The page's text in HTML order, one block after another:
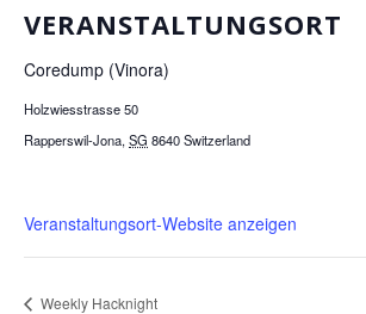
VERANSTALTUNGSORT
Coredump (Vinora)
Holzwiesstrasse 50
Rapperswil-Jona, SG 8640Switzerland
Veranstaltungsort-Website anzeigen
Weekly Hacknight